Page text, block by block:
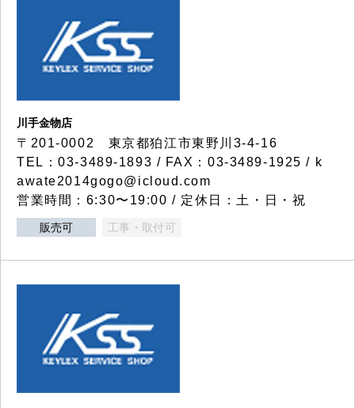
川手金物店
〒201-0002 東京都狛江市東野川3-4-16
TEL：03-3489-1893 / FAX：03-3489-1925 / k
awate2014gogo@icloud.com
営業時間：6:30〜19:00 / 定休日：土・日・祝
販売可 工事・取付可